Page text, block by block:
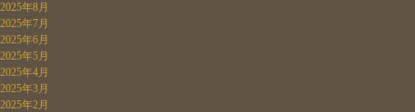
2025年8月
2025年7月
2025年6月
2025年5月
2025年4月
2025年3月
2025年2月